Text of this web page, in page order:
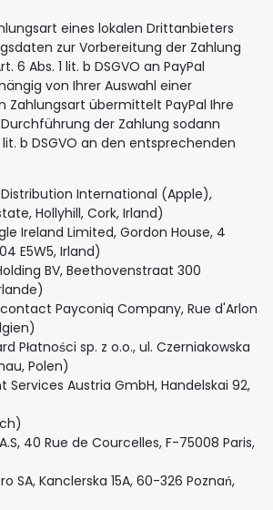
eines lokalen Drittanbieters
zur Vorbereitung der Zahlung
6 Abs. 1 lit. b DSGVO an PayPal
von Ihrer Auswahl einer
Zahlungsart übermittelt PayPal Ihre
der Zahlung sodann
b DSGVO an den entsprechenden
International (Apple),
Hollyhill, Cork, Irland)
Ireland Limited, Gordon House, 4
E5W5, Irland)
BV, Beethovenstraat 300
Payconiq Company, Rue d'Arlon
Płatności sp. z o.o., ul. Czerniakowska
Polen)
Services Austria GmbH, Handelskai 92,
40 Rue de Courcelles, F-75008 Paris,
SA, Kanclerska 15A, 60-326 Poznań,